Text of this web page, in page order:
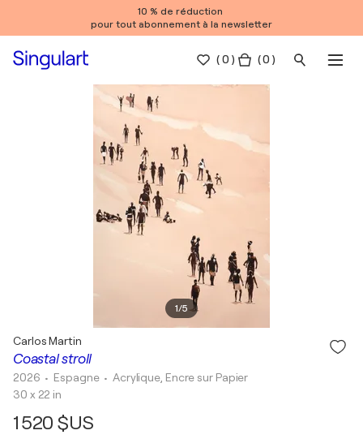
10 % de réduction
pour tout abonnement à la newsletter
(0 ) ( 0 )
1/5
Coastal stroll
Carlos Martin
2026 • Espagne • Acrylique, Encre sur Papier
30 x 22 in
1 520 $US